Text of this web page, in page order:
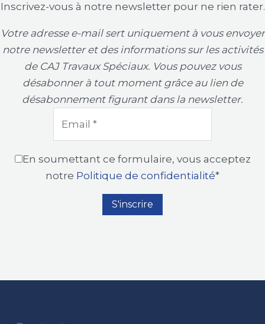
Inscrivez-vous à notre newsletter pour ne rien rater.
Votre adresse e-mail sert uniquement à vous envoyer
notre newsletter et des informations sur les activités
de CAJ Travaux Spéciaux. Vous pouvez vous
désabonner à tout moment grâce au lien de
désabonnement figurant dans la newsletter.
En soumettant ce formulaire, vous acceptez
notre Politique de confidentialité*